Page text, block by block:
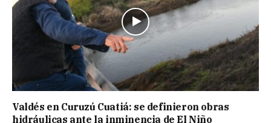
Valdés en Curuzú Cuatiá: se definieron obras
hidráulicas ante la inminencia de El Niño